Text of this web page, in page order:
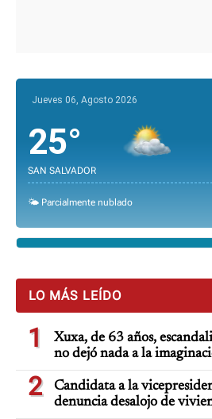
Jueves 06, Agosto 2026
25°
SAN SALVADOR
🌤️ Parcialmente nublado
LO MÁS LEÍDO
1
Xuxa, de 63 años,
no dejó nada a la
2
Candidata a la
denuncia desalojo de